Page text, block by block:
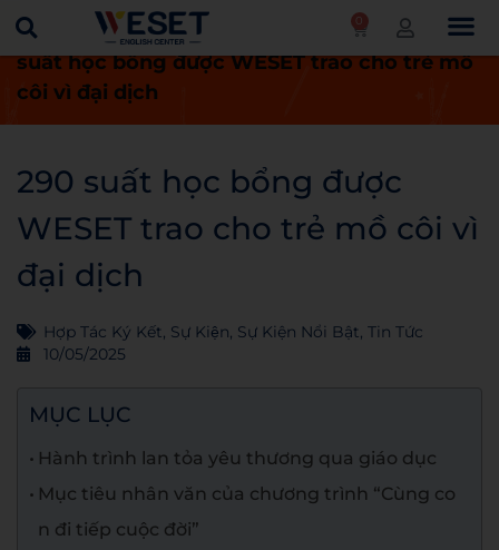
0
Trang chủ Tin tức Sự kiện
290
suất học bổng được WESET trao cho trẻ mồ
côi vì đại dịch
290 suất học bổng được
WESET trao cho trẻ mồ côi vì
đại dịch
Hợp Tác Ký Kết, Sự Kiện, Sự Kiện Nổi Bật, Tin Tức
10/05/2025
MỤC LỤC
Hành trình lan tỏa yêu thương qua giáo dục
Mục tiêu nhân văn của chương trình “Cùng co
n đi tiếp cuộc đời”